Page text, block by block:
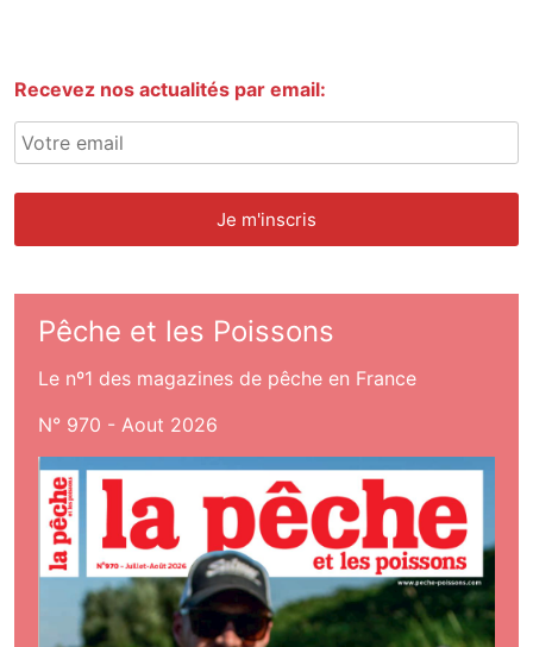
Recevez nos actualités par email:
Pêche et les Poissons
Le nº1 des magazines de pêche en France
N° 970 - Aout 2026